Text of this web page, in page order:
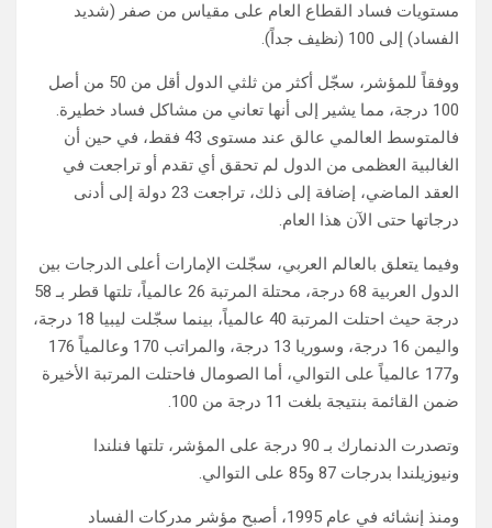
مستويات فساد القطاع العام على مقياس من صفر (شديد
الفساد) إلى 100 (نظيف جداً).
ووفقاً للمؤشر، سجّل أكثر من ثلثي الدول أقل من 50 من أصل
100 درجة، مما يشير إلى أنها تعاني من مشاكل فساد خطيرة.
فالمتوسط العالمي عالق عند مستوى 43 فقط، في حين أن
الغالبية العظمى من الدول لم تحقق أي تقدم أو تراجعت في
العقد الماضي، إضافة إلى ذلك، تراجعت 23 دولة إلى أدنى
درجاتها حتى الآن هذا العام.
وفيما يتعلق بالعالم العربي، سجّلت الإمارات أعلى الدرجات بين
الدول العربية 68 درجة، محتلة المرتبة 26 عالمياً، تلتها قطر بـ 58
درجة حيث احتلت المرتبة 40 عالمياً، بينما سجّلت ليبيا 18 درجة،
واليمن 16 درجة، وسوريا 13 درجة، والمراتب 170 وعالمياً 176
و177 عالمياً على التوالي، أما الصومال فاحتلت المرتبة الأخيرة
ضمن القائمة بنتيجة بلغت 11 درجة من 100.
وتصدرت الدنمارك بـ 90 درجة على المؤشر، تلتها فنلندا
ونيوزيلندا بدرجات 87 و85 على التوالي.
ومنذ إنشائه في عام 1995، أصبح مؤشر مدركات الفساد